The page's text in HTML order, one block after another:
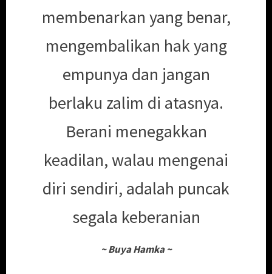
membenarkan yang benar,
mengembalikan hak yang
empunya dan jangan
berlaku zalim di atasnya.
Berani menegakkan
keadilan, walau mengenai
diri sendiri, adalah puncak
segala keberanian
~ Buya Hamka ~